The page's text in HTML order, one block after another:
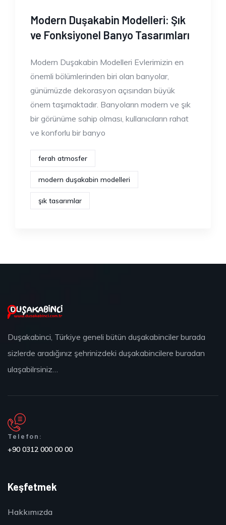
Modern Duşakabin Modelleri: Şık
ve Fonksiyonel Banyo Tasarımları
Modern Duşakabin Modelleri Evlerimizin en
önemli bölümlerinden biri olan banyolar,
günümüzde dekorasyon açısından büyük
önem taşımaktadır. Banyoların modern ve şık
bir görünüme sahip olması, kullanıcıların rahat
ve konforlu bir banyo
ferah atmosfer
modern duşakabin modelleri
şık tasarımlar
Duşakabinci, Türkiye geneli bütün duşakabinciler burada
sizlerde aradığınız şehrinizdeki duşakabincilere buradan
ulaşabilrsiniz…
Telefon:
+90 0312 000 00 00
Keşfetmek
Hakkımızda